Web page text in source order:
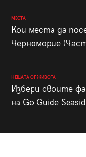
МЕСТА
Кои места да
Черноморие
НЕЩАТА ОТ ЖИВОТА
Избери своите
на Go Guide